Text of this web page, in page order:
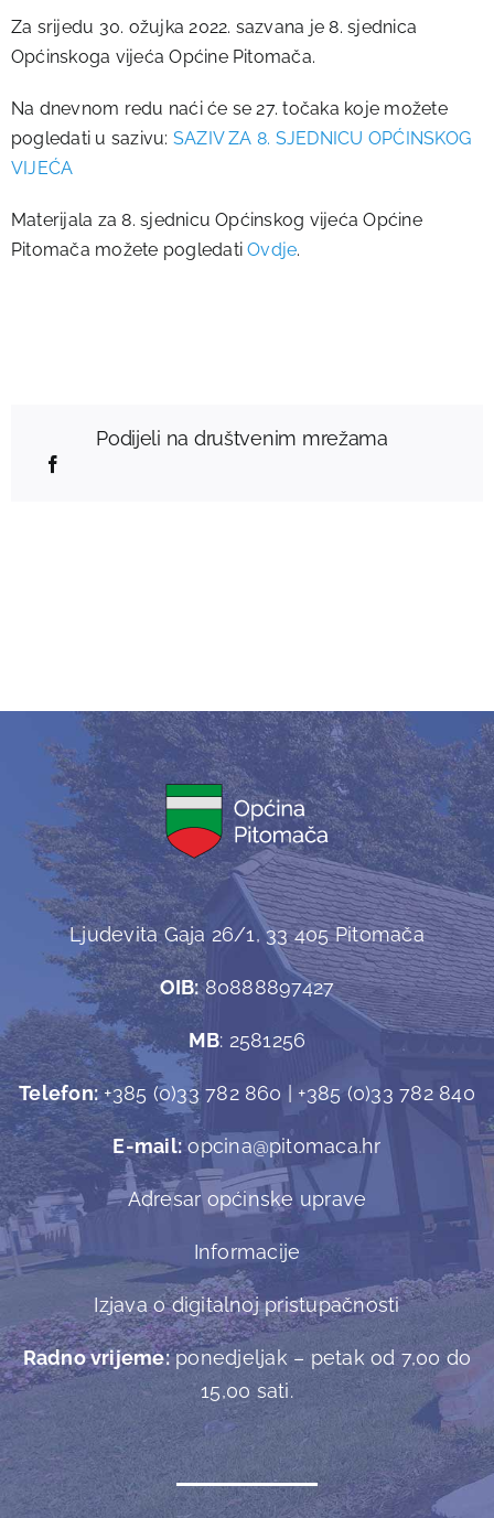
Za srijedu 30. ožujka 2022. sazvana je 8. sjednica
Općinskoga vijeća Općine Pitomača.
Na dnevnom redu naći će se 27. točaka koje možete
pogledati u sazivu: SAZIV ZA 8. SJEDNICU OPĆINSKOG
VIJEĆA
Materijala za 8. sjednicu Općinskog vijeća Općine
Pitomača možete pogledatiOvdje.
Podijeli na društvenim mrežama
Ljudevita Gaja 26/1, 33 405 Pitomača
OIB:80888897427
MB: 2581256
Telefon:+385 (0)33 782 860 | +385 (0)33 782 840
E-mail:opcina@pitomaca.hr
Adresar općinske uprave
Informacije
Izjava o digitalnoj pristupačnosti
Radno vrijeme:ponedjeljak – petak od 7,00 do
15,00 sati.